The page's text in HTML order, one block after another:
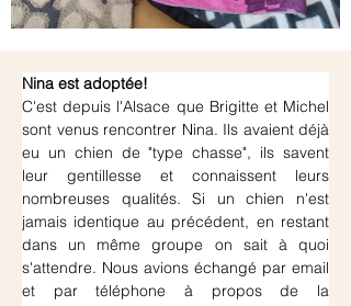
Nina est adoptée!
C'est depuis l'Alsace que Brigitte et Michel
sont venus rencontrer Nina. Ils avaient déjà
eu un chien de "type chasse", ils savent
leur gentillesse et connaissent leurs
nombreuses qualités. Si un chien n'est
jamais identique au précédent, en restant
dans un même groupe on sait à quoi
s'attendre. Nous avions échangé par email
et par téléphone à propos de la